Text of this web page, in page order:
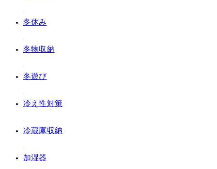
#冬休み
#冬物収納
#冬遊び
#冷え性対策
#冷蔵庫収納
#加湿器